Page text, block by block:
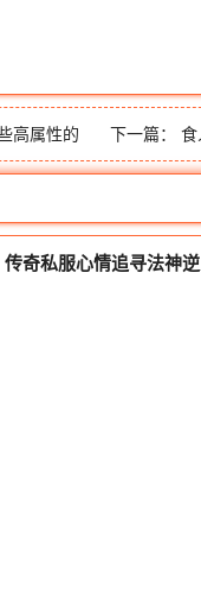
高属性的 下一篇： 食